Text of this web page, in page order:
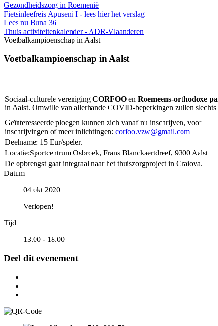
Gezondheidszorg in Roemenië
Fietsinleefreis Apuseni I - lees hier het verslag
Lees nu Buna 36
Thuis activiteitenkalender - ADR-Vlaanderen
Voetbalkampioenschap in Aalst
Voetbalkampioenschap in Aalst
Sociaal-culturele vereniging CORFOO en Roemeens-orthodoxe
in Aalst. Omwille van allerhande COVID-beperkingen zullen
Geïnteresseerde ploegen kunnen zich vanaf nu inschrijven, voor
inschrijvingen of meer inlichtingen: corfoo.vzw@gmail.com
Deelname: 15 Eur/speler.
Locatie:Sportcentrum Osbroek, Frans Blanckaertdreef, 9300 Aalst
De opbrengst gaat integraal naar het thuiszorgproject in Craiova.
Datum
04 okt 2020
Verlopen!
Tijd
13.00 - 18.00
Deel dit evenement